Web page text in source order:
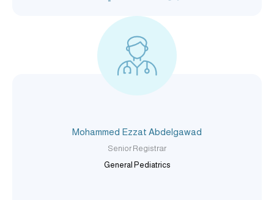
Mohammed Ezzat Abdelgawad
Senior Registrar
General Pediatrics